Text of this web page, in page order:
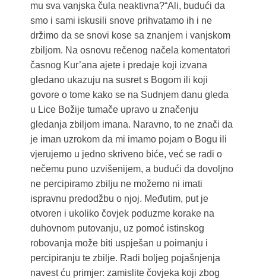
mu sva vanjska čula neaktivna?“Ali, budući da
smo i sami iskusili snove prihvatamo ih i ne
držimo da se snovi kose sa znanjem i vanjskom
zbiljom. Na osnovu rečenog načela komentatori
časnog Kur’ana ajete i predaje koji izvana
gledano ukazuju na susret s Bogom ili koji
govore o tome kako se na Sudnjem danu gleda
u Lice Božije tumače upravo u značenju
gledanja zbiljom imana. Naravno, to ne znači da
je iman uzrokom da mi imamo pojam o Bogu ili
vjerujemo u jedno skriveno biće, već se radi o
nečemu puno uzvišenijem, a budući da dovoljno
ne percipiramo zbilju ne možemo ni imati
ispravnu predodžbu o njoj. Međutim, put je
otvoren i ukoliko čovjek poduzme korake na
duhovnom putovanju, uz pomoć istinskog
robovanja može biti uspješan u poimanju i
percipiranju te zbilje. Radi boljeg pojašnjenja
navest ću primjer: zamislite čovjeka koji zbog